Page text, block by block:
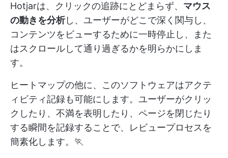
Hotjarは、クリックの追跡にとどまらず、 マウス
の動きを分析し、ユーザーがどこで深く関与し、
コンテンツをビューするために一時停止し、また
はスクロールして通り過ぎるかを明らかにしま
す。
ヒートマップの他に、このソフトウェアはアクテ
ィビティ記録も可能にします。ユーザーがクリッ
クしたり、不満を表明したり、ページを閉じたり
する瞬間を記録することで、レビュープロセスを
簡素化します。🏃